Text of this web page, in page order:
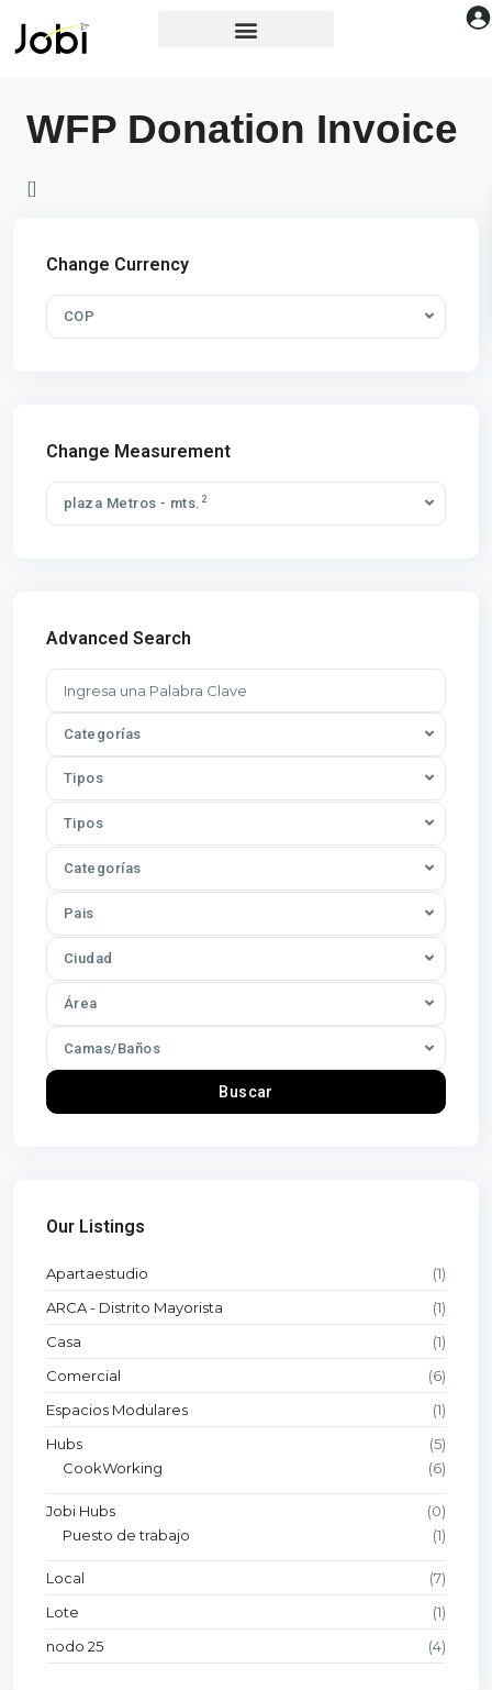
WFP Donation Invoice
[]
Change Currency
COP
Change Measurement
plaza Metros - mts. 2
Advanced Search
Categorías
Tipos
Tipos
Categorías
Pais
Ciudad
Área
Camas/Baños
Buscar
Our Listings
Apartaestudio
(1)
ARCA - Distrito Mayorista
(1)
Casa
(1)
Comercial
(6)
Espacios Modulares
(1)
Hubs
(5)
CookWorking
(6)
Jobi Hubs
(0)
Puesto de trabajo
(1)
Local
(7)
Lote
(1)
nodo 25
(4)